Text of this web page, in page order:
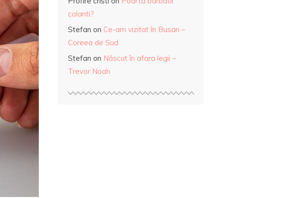
colanti?
Stefan on Ce-am vizitat în Busan –
Coreea de Sud
Stefan on Născut în afara legii –
Trevor Noah